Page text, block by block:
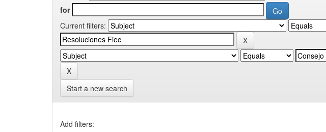
for
Current filters:
Start a new search
Add filters: